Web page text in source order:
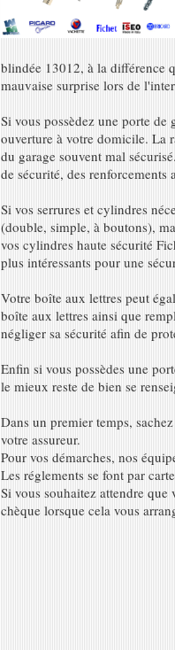
blindée 13012, à la différence
mauvaise surprise lors de
Si vous possèdez une porte
ouverture à votre domicile. La
du garage souvent mal
de sécurité, des
Si vos serrures et cylindres
(double, simple, à boutons),
vos cylindres haute sécurité
plus intéressants pour une
Votre boîte aux lettres peut
boîte aux lettres ainsi que
négliger sa sécurité afin de
Enfin si vous possèdes une
le mieux reste de bien se
Dans un premier temps,
votre assureur.
Pour vos démarches, nos
Les réglements se font par
Si vous souhaitez attendre
chèque lorsque cela vous